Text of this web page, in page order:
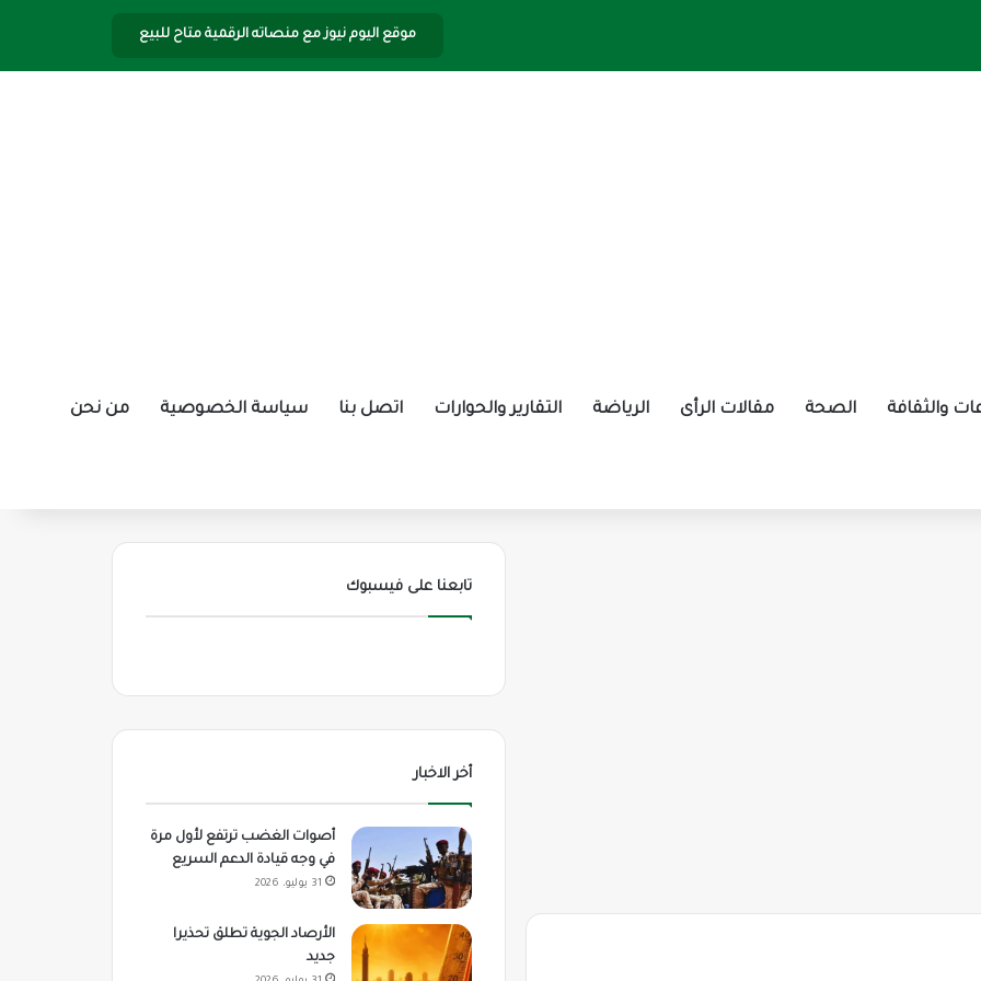
موقع اليوم نيوز مع منصاته الرقمية متاح للبيع
والثقافة الصحة مقالات الرأى الرياضة التقارير والحوارات اتصل بنا سياسة الخصوصية من نحن
تابعنا على فيسبوك
أخر الاخبار
أصوات الغضب ترتفع لأول مرة
في وجه قيادة الدعم السريع
31 يوليو، 2026
الأرصاد الجوية تطلق تحذيرا
جديد